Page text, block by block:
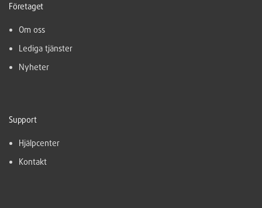
Företaget
Om oss
Lediga tjänster
Nyheter
Support
Hjälpcenter
Kontakt